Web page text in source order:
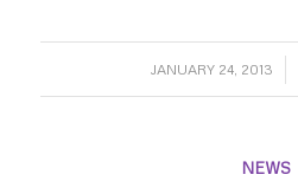
JANUARY 24, 2013
/
NEWS